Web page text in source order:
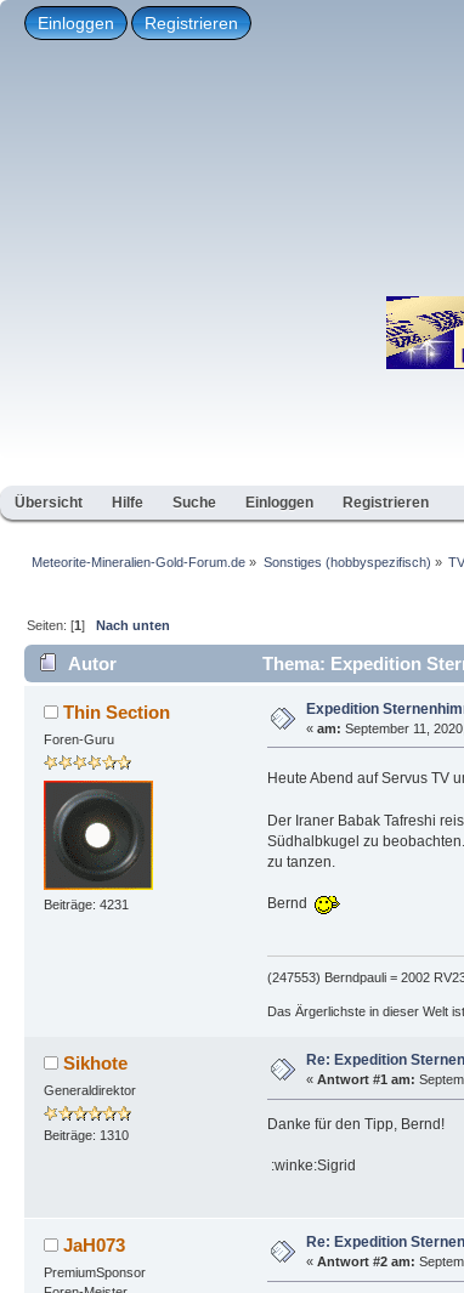
Einloggen Registrieren
Übersicht Hilfe Suche Einloggen Registrieren
Meteorite-Mineralien-Gold-Forum.de » Sonstiges (hobbyspezifisch) »
Seiten: [1]Nach unten
Autor Thema: Expedition
Thin Section
Foren-Guru
Beiträge: 4231
Expedition
« am: September 11,
Heute Abend auf Servus TV
Der Iraner Babak Tafreshi
Südhalbkugel zu
zu tanzen.
Bernd
(247553) Berndpauli = 2002
Das Ärgerlichste in dieser Welt
Sikhote
Generaldirektor
Beiträge: 1310
Re: Expedition
« Antwort #1 am:
Danke für den Tipp, Bernd!
:winke:Sigrid
JaH073
PremiumSponsor
Re: Expedition
« Antwort #2 am: